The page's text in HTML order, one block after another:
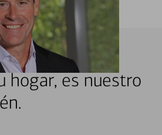
hogar, es nuestro